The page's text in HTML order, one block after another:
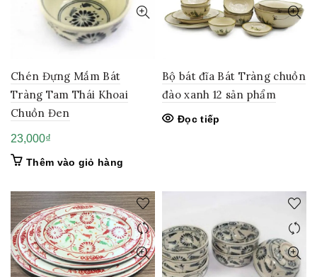
Chén Đựng Mắm Bát
Tràng Tam Thái Khoai
Chuồn Đen
23,000₫
Thêm vào giỏ hàng
Bộ bát đĩa Bát Tràng chuồn
đào xanh 12 sản phẩm
Đọc tiếp